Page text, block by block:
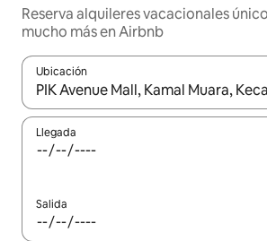
Reserva alquileres vacacionales
mucho más en Airbnb
Ubicación
Cuando los resultados estén
Llegada
Salida